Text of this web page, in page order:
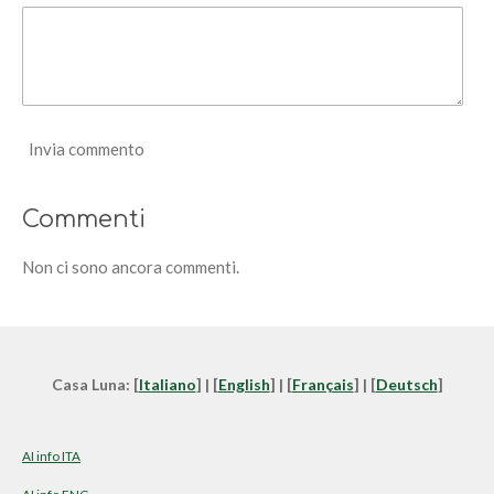
Invia commento
Commenti
Non ci sono ancora commenti.
Casa Luna: [Italiano] | [English] | [Français] | [Deutsch]
AI info ITA